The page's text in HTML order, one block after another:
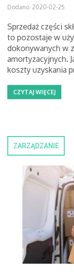
Dodano: 2020-02-25
Sprzedaż części
to pozostaje w
dokonywanych w
amortyzacyjnych.
koszty uzyskania
CZYTAJ WIĘCEJ
ZARZĄDZANIE